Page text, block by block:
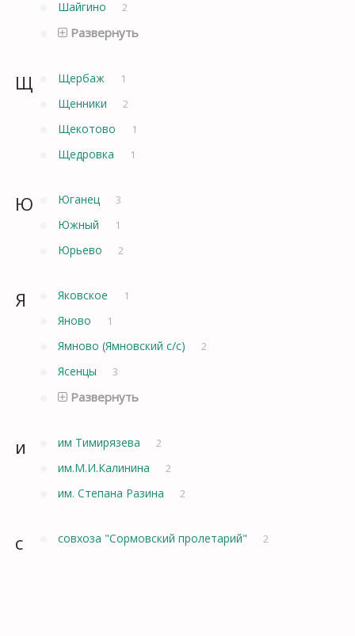
Шайгино 2
Развернуть
Щ Щербаж 1
Щенники 2
Щекотово 1
Щедровка 1
Ю Юганец 3
Южный 1
Юрьево 2
Я Яковское 1
Яново 1
Ямново (Ямновский с/с) 2
Ясенцы 3
Развернуть
и им Тимирязева 2
им.М.И.Калинина 2
им. Степана Разина 2
с совхоза "Сормовский пролетарий" 2